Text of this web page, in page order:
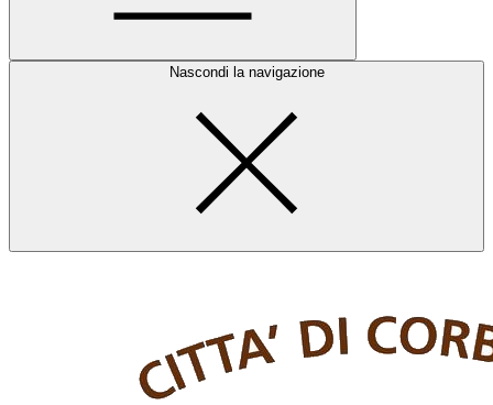
Nascondi la navigazione